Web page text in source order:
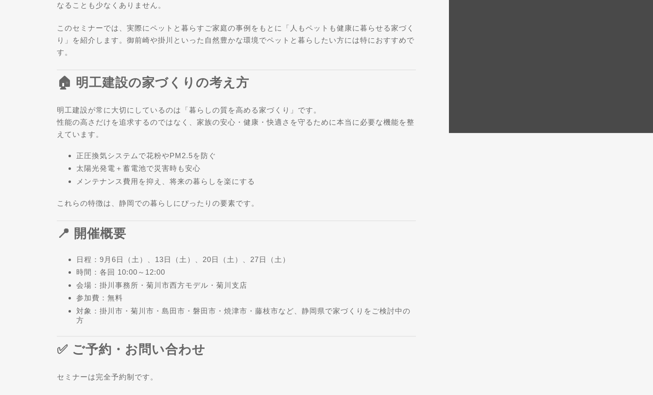
なることも少なくありません。
このセミナーでは、実際にペットと暮らすご家庭の事例をもとに「人もペットも健康に暮らせる家づく
り」を紹介します。御前崎や掛川といった自然豊かな環境でペットと暮らしたい方には特におすすめで
す。
🏠 明工建設の家づくりの考え方
明工建設が常に大切にしているのは「暮らしの質を高める家づくり」です。
性能の高さだけを追求するのではなく、家族の安心・健康・快適さを守るために本当に必要な機能を整
えています。
正圧換気システムで花粉やPM2.5を防ぐ
太陽光発電＋蓄電池で災害時も安心
メンテナンス費用を抑え、将来の暮らしを楽にする
これらの特徴は、静岡での暮らしにぴったりの要素です。
📍 開催概要
日程：9月6日（土）、13日（土）、20日（土）、27日（土）
時間：各回 10:00～12:00
会場：掛川事務所・菊川市西方モデル・菊川支店
参加費：無料
対象：掛川市・菊川市・島田市・磐田市・焼津市・藤枝市など、静岡県で家づくりをご検討中の
方
✅ ご予約・お問い合わせ
セミナーは完全予約制です。